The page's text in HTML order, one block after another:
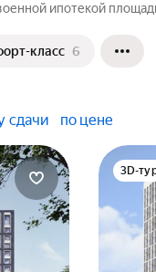
ипотекой
класс 6
сдачи по цене
3D-